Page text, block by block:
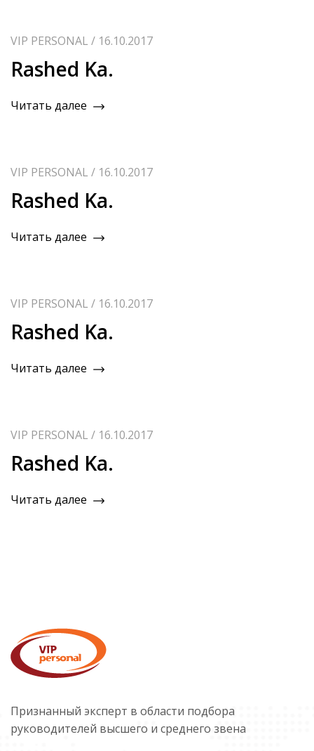
VIP PERSONAL / 16.10.2017
Rashed Ka.
Читать далее
VIP PERSONAL / 16.10.2017
Rashed Ka.
Читать далее
VIP PERSONAL / 16.10.2017
Rashed Ka.
Читать далее
VIP PERSONAL / 16.10.2017
Rashed Ka.
Читать далее
Признанный эксперт в области подбора
руководителей высшего и среднего звена